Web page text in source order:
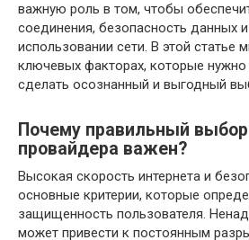
важную роль в том, чтобы
соединения, безопасность данных
использовании сети. В этой статье
ключевых факторах, которые нужно
сделать осознанный и выгодный
Почему правильный
провайдера важен?
Высокая скорость интернета и
основные критерии, которые
защищенность пользователя.
может привести к постоянным